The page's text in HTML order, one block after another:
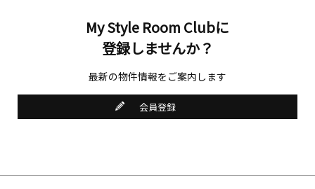
My Style Room Clubに
登録しませんか？
最新の物件情報をご案内します
会員登録